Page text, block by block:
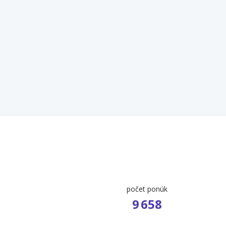
počet ponúk